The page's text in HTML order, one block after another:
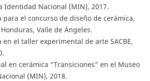
Identidad Nacional (MIN), 2017.
para el concurso de diseño de cerámica,
Valle de Ángeles.
en el taller experimental de arte SACBE,
en cerámica “Transiciones” en el Museo
(MIN), 2018.